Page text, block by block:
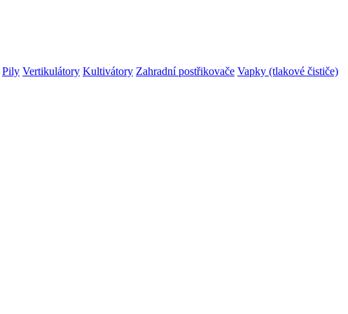
Pily Vertikulátory Kultivátory Zahradní postřikovače Vapky (tlakové čističe)